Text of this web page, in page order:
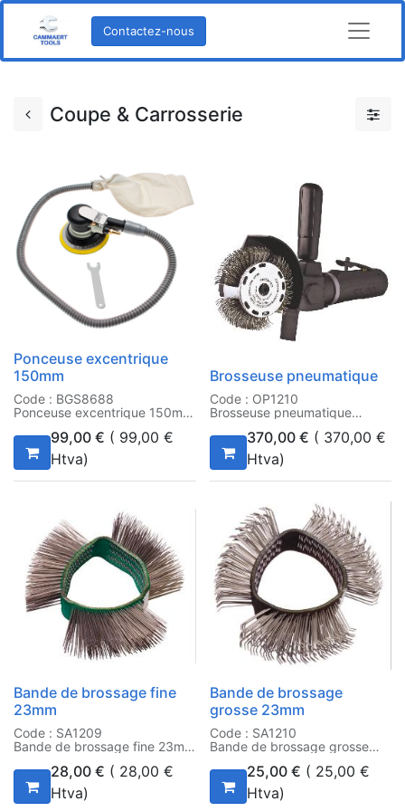
Contactez-nous
Coupe & Carrosserie
Ponceuse excentrique
150mm
Code : BGS8688
Ponceuse excentrique 150mm
99,00 € ( 99,00 €
Htva)
Brosseuse pneumatique
Code : OP1210
Brosseuse pneumatique
370,00€ ( 370,00 €
Htva)
Bande de brossage fine
23mm
Code : SA1209
Bande de brossage fine 23mm
28,00 € ( 28,00 €
Htva)
Bande de brossage
grosse 23mm
Code : SA1210
Bande de brossage grosse
25,00€ ( 25,00 €
Htva)